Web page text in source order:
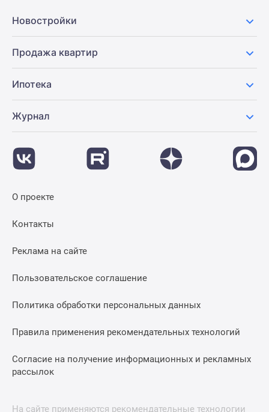
Новостройки
Продажа квартир
Ипотека
Журнал
О проекте
Контакты
Реклама на сайте
Пользовательское соглашение
Политика обработки персональных данных
Правила применения рекомендательных технологий
Согласие на получение информационных и рекламных
рассылок
На сайте применяются рекомендательные технологии